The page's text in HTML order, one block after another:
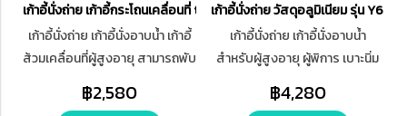
เก้าอี้นั่งถ่าย เก้าอี้กระโถนเคลื่อนที่ toiletchair พับได้ สีดำ
เก้าอี้นั่งถ่าย เก้าอี้นั่งอาบน้ำ เก้าอี้
ส้วมเคลื่อนที่ผู้สูงอายุ สามารถพับ
เก็บได้ เบา แข็ง
wheelchair/toiletchair
฿2,580
เก้าอี้นั่งถ่าย วัสดุอลูมิเนียม รุ่น Y652
เก้าอี้นั่งถ่าย เก้าอี้นั่งอาบน้ำ
สำหรับผู้สูงอายุ ผู้พิการ เบาะนิ่ม
วัสดุอลูมิเนียม Y652 ปรับระดับ
ได้
฿4,280